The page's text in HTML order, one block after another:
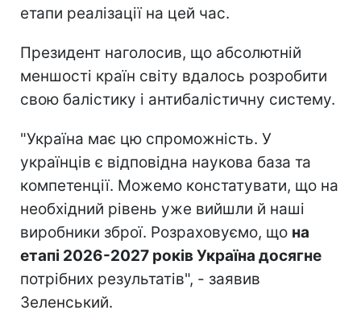
етапи реалізації на цей час.
Президент наголосив, що абсолютній
меншості країн світу вдалось розробити
свою балістику і антибалістичну систему.
"Україна має цю спроможність. У
українців є відповідна наукова база та
компетенції. Можемо констатувати, що на
необхідний рівень уже вийшли й наші
виробники зброї. Розраховуємо, що на
етапі 2026-2027 років Україна досягне
потрібних результатів", - заявив
Зеленський.